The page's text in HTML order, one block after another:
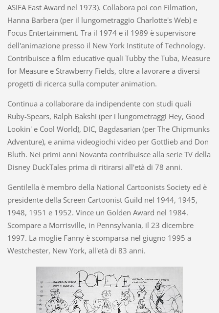
ASIFA East Award nel 1973). Collabora poi con Filmation,
Hanna Barbera (per il lungometraggio Charlotte's Web) e
Focus Entertainment. Tra il 1974 e il 1989 è supervisore
dell'animazione presso il New York Institute of Technology.
Contribuisce a film educative quali Tubby the Tuba, Measure
for Measure e Strawberry Fields, oltre a lavorare a diversi
progetti di ricerca sulla computer animation.
Continua a collaborare da indipendente con studi quali
Ruby-Spears, Ralph Bakshi (per i lungometraggi Hey, Good
Lookin' e Cool World), DIC, Bagdasarian (per The Chipmunks
Adventure), e anima videogiochi video per Gottlieb and Don
Bluth. Nei primi anni Novanta contribuisce alla serie TV della
Disney DuckTales prima di ritirarsi all'età di 78 anni.
Gentilella è membro della National Cartoonists Society ed è
presidente della Screen Cartoonist Guild nel 1944, 1945,
1948, 1951 e 1952. Vince un Golden Award nel 1984.
Scompare a Morrisville, in Pennsylvania, il 23 dicembre
1997. La moglie Fanny è scomparsa nel giugno 1995 a
Westchester, New York, all'età di 83 anni.